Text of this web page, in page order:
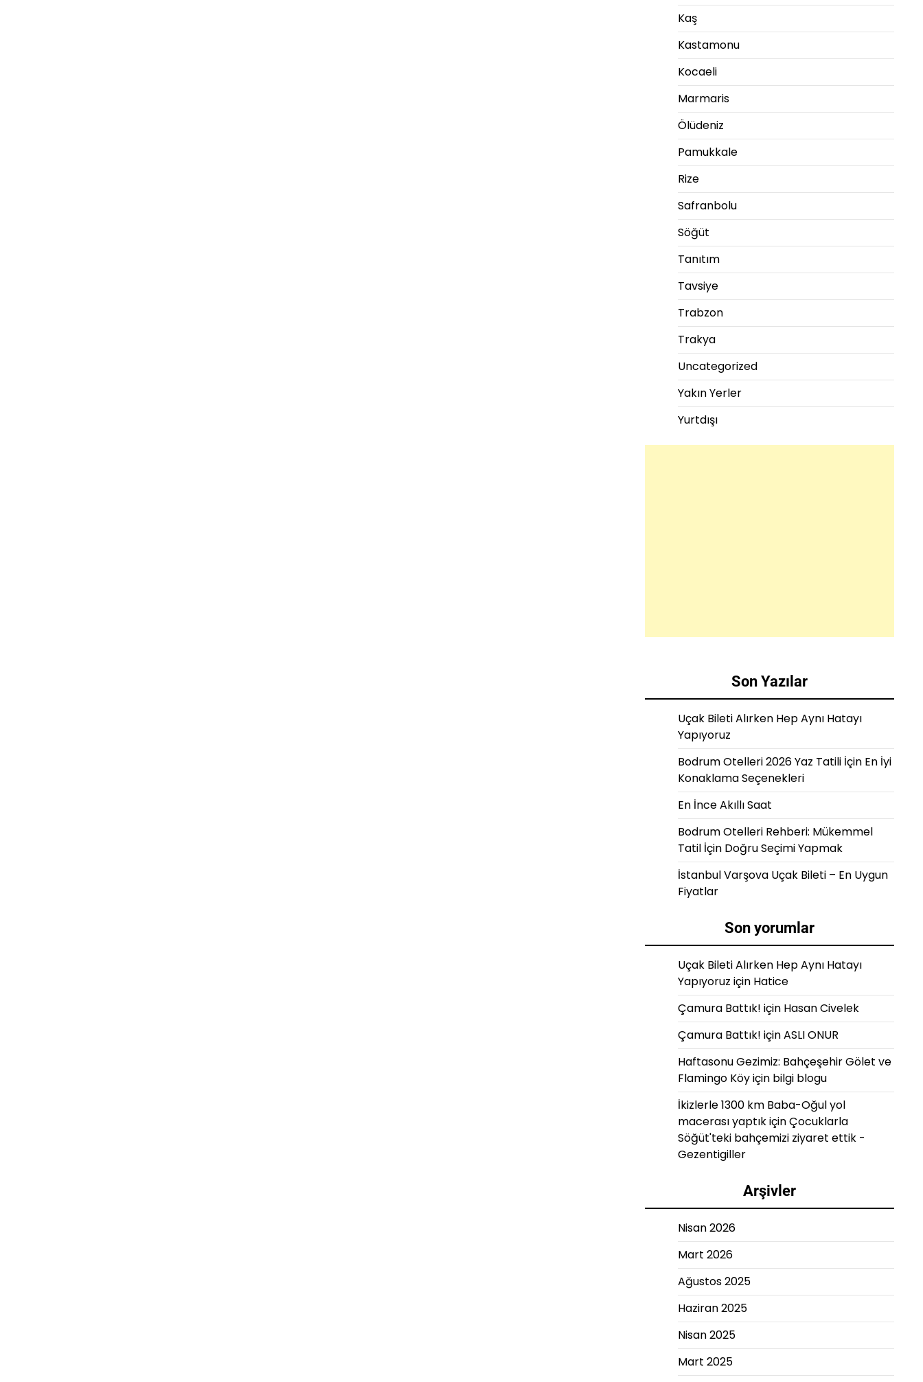
Kaş
Kastamonu
Kocaeli
Marmaris
Ölüdeniz
Pamukkale
Rize
Safranbolu
Söğüt
Tanıtım
Tavsiye
Trabzon
Trakya
Uncategorized
Yakın Yerler
Yurtdışı
Son Yazılar
Uçak Bileti Alırken Hep Aynı Hatayı
Yapıyoruz
Bodrum Otelleri 2026 Yaz Tatili İçin En İyi
Konaklama Seçenekleri
En İnce Akıllı Saat
Bodrum Otelleri Rehberi: Mükemmel
Tatil İçin Doğru Seçimi Yapmak
İstanbul Varşova Uçak Bileti – En Uygun
Fiyatlar
Son yorumlar
Uçak Bileti Alırken Hep Aynı Hatayı
Yapıyoruz için Hatice
Çamura Battık! için Hasan Civelek
Çamura Battık! içinASLI ONUR
Haftasonu Gezimiz: Bahçeşehir Gölet ve
Flamingo Köyiçin bilgi blogu
İkizlerle 1300 km Baba-Oğul yol
macerası yaptıkiçinÇocuklarla
Söğüt'teki bahçemizi ziyaret ettik -
Gezentigiller
Arşivler
Nisan 2026
Mart 2026
Ağustos 2025
Haziran 2025
Nisan 2025
Mart 2025